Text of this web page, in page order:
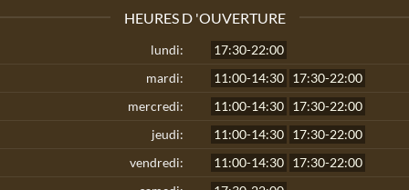
HEURES D 'OUVERTURE
lundi:
17:30-22:00
mardi:
11:00-14:30 17:30-22:00
mercredi:
11:00-14:30 17:30-22:00
jeudi:
11:00-14:30 17:30-22:00
vendredi:
11:00-14:30 17:30-22:00